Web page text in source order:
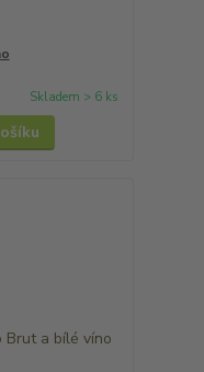
Skladem > 6 ks